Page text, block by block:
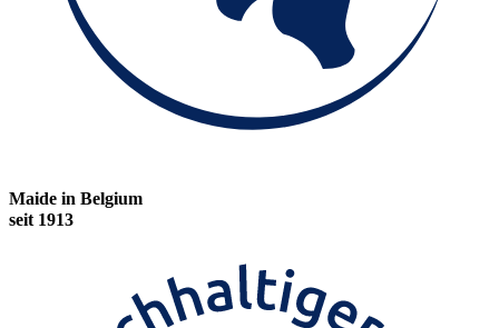
Maide in Belgium
seit 1913